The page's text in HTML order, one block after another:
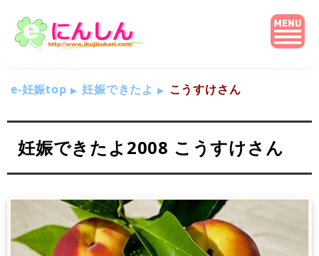
e-妊娠top 妊娠できたよ こうすけさん
妊娠できたよ2008 こうすけさん